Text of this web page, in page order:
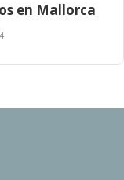
en Mallorca